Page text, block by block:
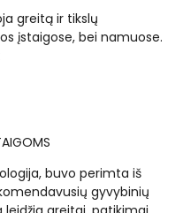
greitą ir tikslų
įstaigose, bei namuose.
buvo perimta iš
gyvybinių